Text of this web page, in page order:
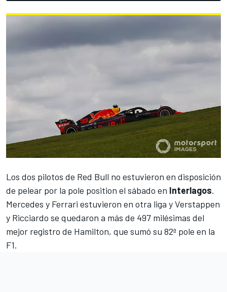
Los dos pilotos de Red Bull no estuvieron en disposición
de pelear por la pole position el sábado en Interlagos.
Mercedes y Ferrari estuvieron en otra liga yVerstappen
y Ricciardo se quedaron a más de 497 milésimas del
mejor registro de Hamilton, que sumó su 82ª pole en la
F1.